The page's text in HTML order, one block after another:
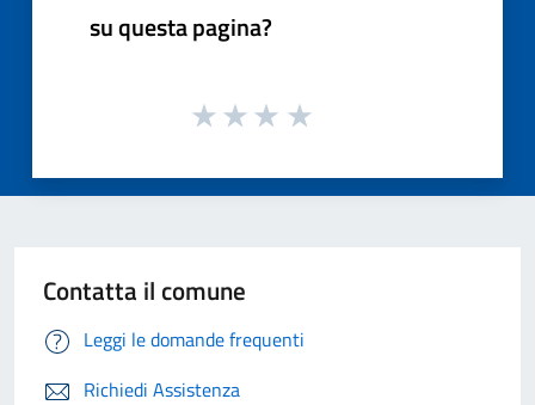
su questa pagina?
Contatta il comune
Leggi le domande frequenti
Richiedi Assistenza